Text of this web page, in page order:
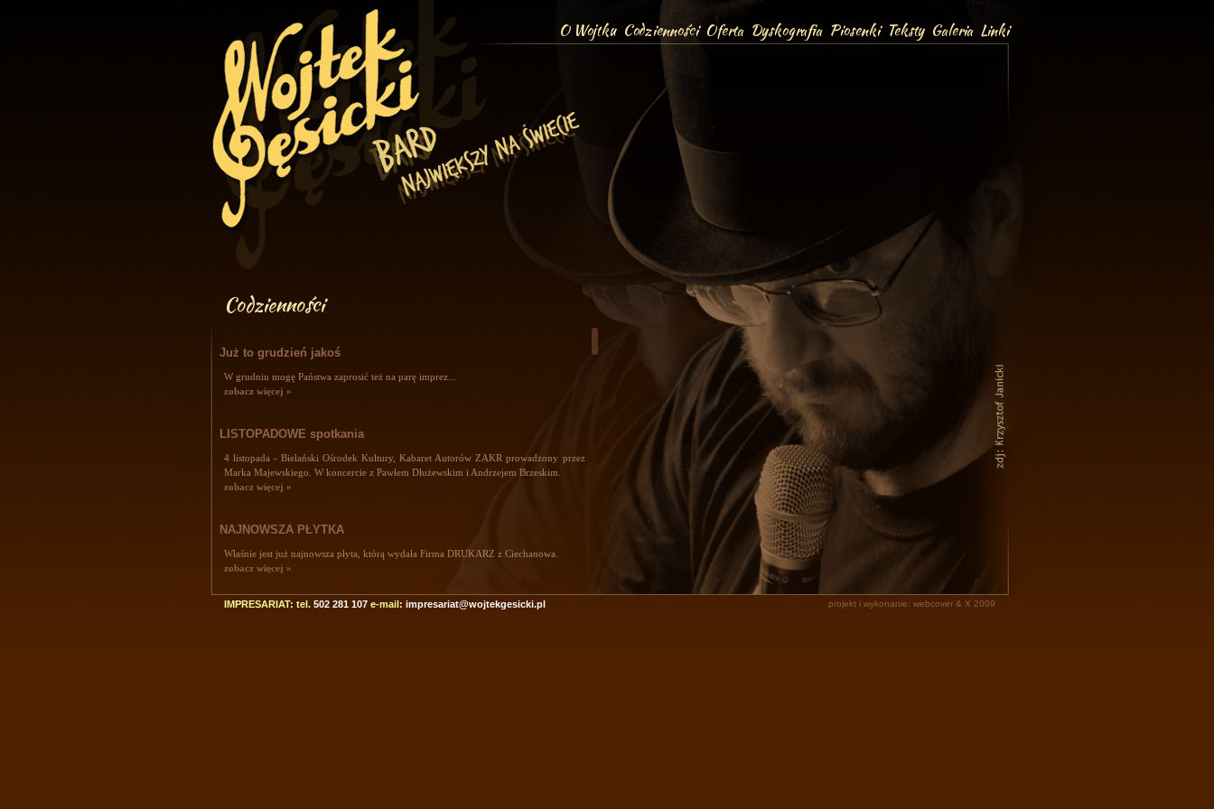
O Wojtku Codzienności Oferta Dyskografia Piosenki Teksty Galeria Linki
Codzienności
Już to grudzień jakoś
W grudniu mogę Państwa zaprosić też na parę imprez...
zobacz więcej »
LISTOPADOWE spotkania
4 listopada - Bielański Ośrodek Kultury, Kabaret Autorów ZAKR prowadzony przez
Marka Majewskiego. W koncercie z Pawłem Dłużewskim i Andrzejem Brzeskim.
zobacz więcej »
NAJNOWSZA PŁYTKA
Właśnie jest już najnowsza płyta, którą wydała Firma DRUKARZ z Ciechanowa.
zobacz więcej »
W październiku zagramy...
IMPRESARIAT: tel. 502 281 107 e-mail: impresariat@wojtekgesicki.pl projekt i wykonanie: webcover & X 2009